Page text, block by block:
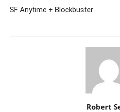
SF Anytime + Blockbuster
Robert